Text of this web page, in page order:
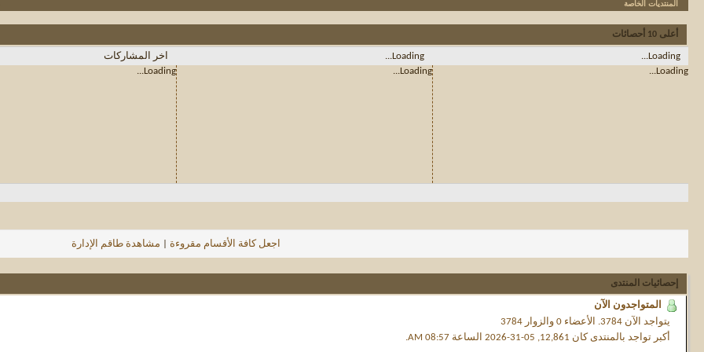
المنتديات الخاصة
أعلى 10 أحصائات
Loading...
Loading...
اخر المشاركات
Loading...
Loading...
Loading...
اجعل كافة الأقسام مقروءة مشاهدة طاقم الإدارة
إحصائيات المنتدى
المتواجدون الآن
يتواجد الآن
الأعضاء 0 والزوار 3784
أكبر تواجد بالمنتدى كان 12,861, 05-31-2026 الساعة
08:57 AM
.